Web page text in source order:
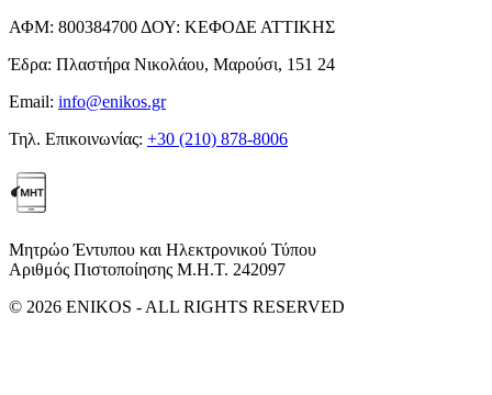
ΑΦΜ: 800384700 ΔΟΥ: ΚΕΦΟΔΕ ΑΤΤΙΚΗΣ
Έδρα: Πλαστήρα Νικολάου, Μαρούσι, 151 24
Email: info@enikos.gr
Τηλ. Επικοινωνίας: +30 (210) 878-8006
Μητρώο Έντυπου και Ηλεκτρονικού Τύπου
Αριθμός Πιστοποίησης Μ.Η.Τ. 242097
© 2026 ENIKOS - ALL RIGHTS RESERVED